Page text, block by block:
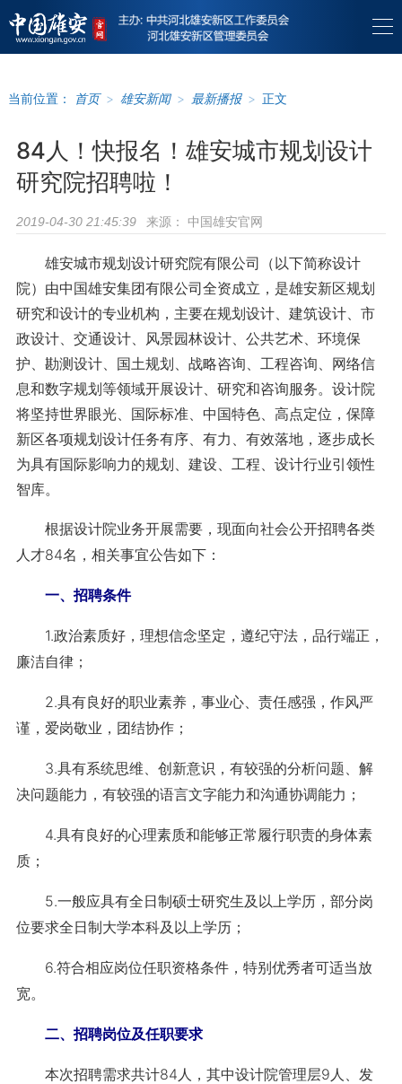
当前位置： 首页 > 雄安新闻 > 最新播报 > 正文
84人！快报名！雄安城市规划设计
研究院招聘啦！
2019-04-30 21:45:39 来源： 中国雄安官网
雄安城市规划设计研究院有限公司（以下简称设计
院）由中国雄安集团有限公司全资成立，是雄安新区规划
研究和设计的专业机构，主要在规划设计、建筑设计、市
政设计、交通设计、风景园林设计、公共艺术、环境保
护、勘测设计、国土规划、战略咨询、工程咨询、网络信
息和数字规划等领域开展设计、研究和咨询服务。设计院
将坚持世界眼光、国际标准、中国特色、高点定位，保障
新区各项规划设计任务有序、有力、有效落地，逐步成长
为具有国际影响力的规划、建设、工程、设计行业引领性
智库。
根据设计院业务开展需要，现面向社会公开招聘各类
人才84名，相关事宜公告如下：
一、招聘条件
1.政治素质好，理想信念坚定，遵纪守法，品行端正，
廉洁自律；
2.具有良好的职业素养，事业心、责任感强，作风严
谨，爱岗敬业，团结协作；
3.具有系统思维、创新意识，有较强的分析问题、解
决问题能力，有较强的语言文字能力和沟通协调能力；
4.具有良好的心理素质和能够正常履行职责的身体素
质；
5.一般应具有全日制硕士研究生及以上学历，部分岗
位要求全日制大学本科及以上学历；
6.符合相应岗位任职资格条件，特别优秀者可适当放
宽。
二、招聘岗位及任职要求
本次招聘需求共计84人，其中设计院管理层9人、发